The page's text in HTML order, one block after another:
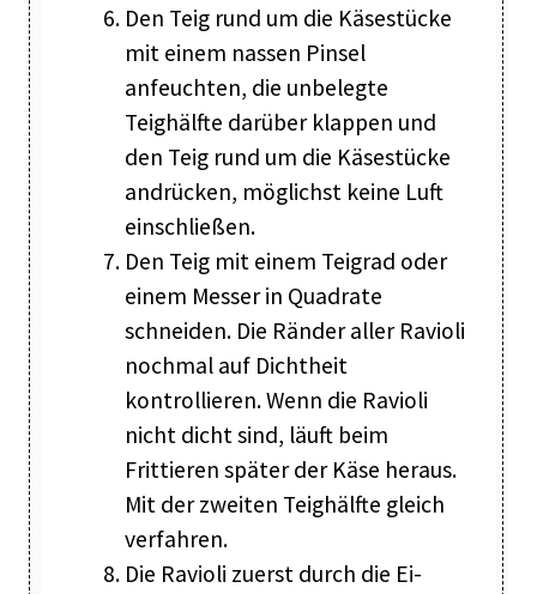
Den Teig rund um die Käsestücke
mit einem nassen Pinsel
anfeuchten, die unbelegte
Teighälfte darüber klappen und
den Teig rund um die Käsestücke
andrücken, möglichst keine Luft
einschließen.
Den Teig mit einem Teigrad oder
einem Messer in Quadrate
schneiden. Die Ränder aller Ravioli
nochmal auf Dichtheit
kontrollieren. Wenn die Ravioli
nicht dicht sind, läuft beim
Frittieren später der Käse heraus.
Mit der zweiten Teighälfte gleich
verfahren.
Die Ravioli zuerst durch die Ei-